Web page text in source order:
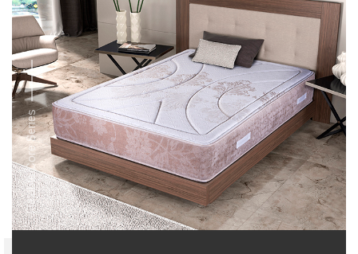
Flexible Core Series